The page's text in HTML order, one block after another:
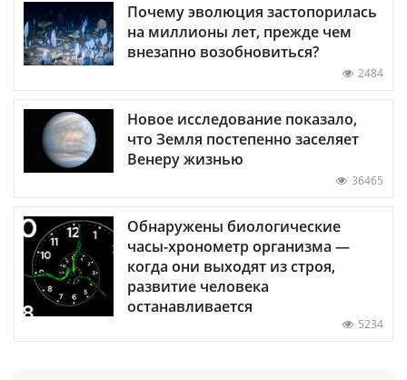
Почему эволюция застопорилась
на миллионы лет, прежде чем
внезапно возобновиться?
2484
Новое исследование показало,
что Земля постепенно заселяет
Венеру жизнью
36465
Обнаружены биологические
часы-хронометр организма —
когда они выходят из строя,
развитие человека
останавливается
5234